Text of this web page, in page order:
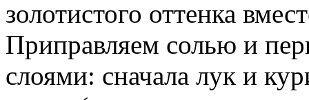
золотистого оттенка
Приправляем солью и
слоями: сначала лук и